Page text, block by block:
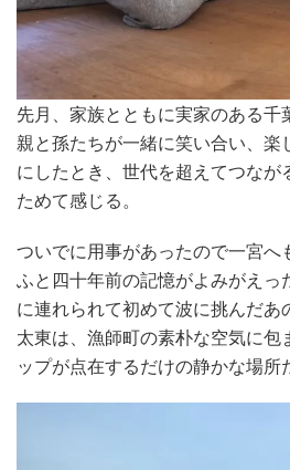
先月、家族とともに実家のある千
親と孫たちが一緒に笑い合い、楽
にしたとき、世代を超えてつなが
ためて感じる。
ついでに用事があったので一宮へ
ふと四十年前の記憶がよみがえっ
に連れられて初めて波に挑んだあ
太東は、漁師町の素朴な空気に包
ップが点在するだけの静かな場所